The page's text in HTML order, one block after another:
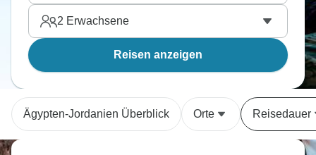
2 Erwachsene
Reisen anzeigen
Ägypten-Jordanien Überblick Orte Reisedauer